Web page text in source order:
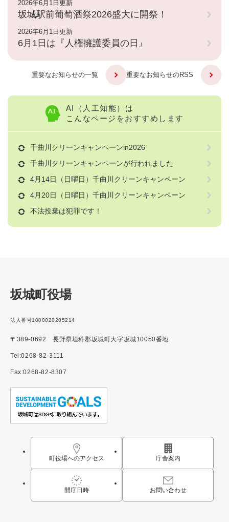
2026年6月1日更新
坂城駅前葡萄酒祭2026盛大に開祭！
2026年6月1日更新
6月1日は『人権擁護委員の日』
重要なお知らせの一覧 重要なお知らせのRSS
AI（人工知能）は
こんなページをおすすめします
千曲川クリーンキャンペーンin2026
千曲川クリーンキャンペーンが行われました
4月14日（日曜日）千曲川クリーンキャンペーン
4月20日（日曜日）千曲川クリーンキャンペーン
不法投棄は犯罪です！
坂城町役場
法人番号1000020205214
〒389-0692 長野県埴科郡坂城町大字坂城10050番地
Tel:0268-82-3111
Fax:0268-82-8307
町役場へのアクセス 庁舎案内
開庁日時 お問い合わせ